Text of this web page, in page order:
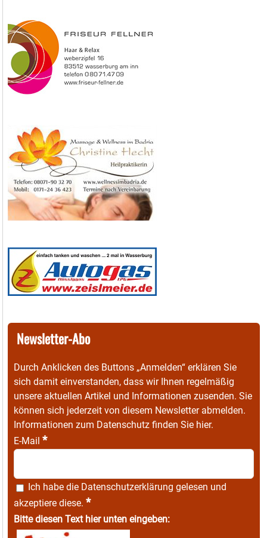
Newsletter-Abo
Durch Anklicken des Buttons „Anmelden“ erklären Sie
sich damit einverstanden, dass wir Ihnen regelmäßig
unsere aktuellen Artikel und Informationen zusenden. Sie
können sich jederzeit von diesem Newsletter abmelden.
Informationen zum Datenschutz finden Sie hier.
E-Mail *
Ich habe die Datenschutzerklärung gelesen und
akzeptiere diese. *
Bitte diesen Text hier unten eingeben: